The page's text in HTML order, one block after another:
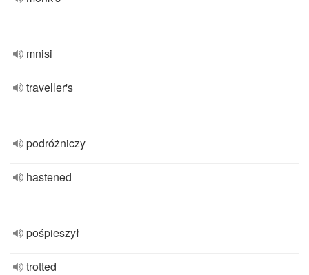
mnisi
traveller's
podróżniczy
hastened
pośpieszył
trotted